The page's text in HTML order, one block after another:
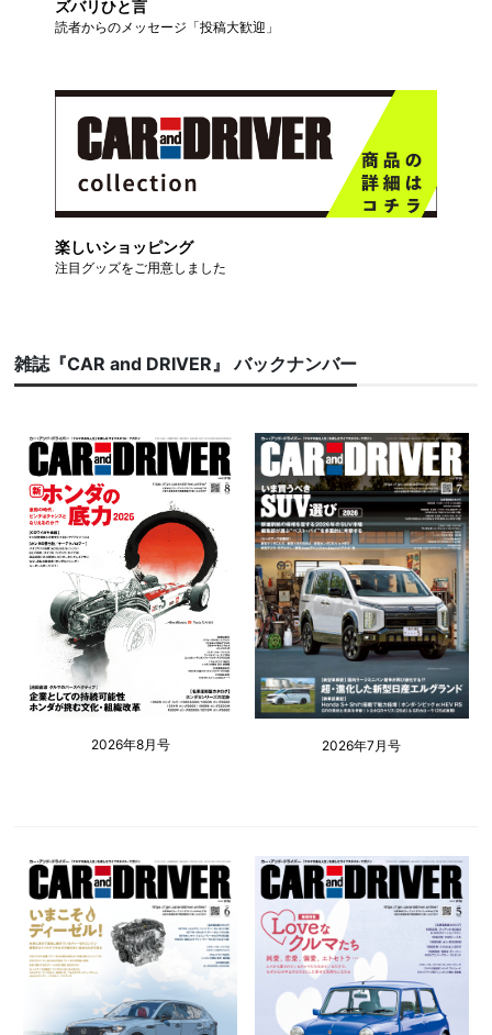
ズバリひと言
読者からのメッセージ「投稿大歓迎」
楽しいショッピング
注目グッズをご用意しました
雑誌『CAR and DRIVER』 バックナンバー
2026年8月号 2026年7月号